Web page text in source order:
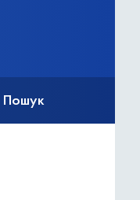
Пошук